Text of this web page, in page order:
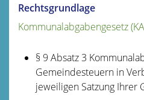
Rechtsgrundlage
Kommunalabgabengesetz
§ 9 Absatz 3
Gemeindesteuern in
jeweiligen Satzung Ihrer